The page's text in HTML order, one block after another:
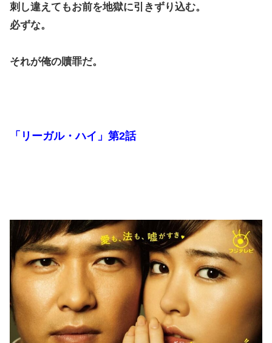
刺し違えてもお前を地獄に引きずり込む。
必ずな。
それが俺の贖罪だ。
「リーガル・ハイ」第2話